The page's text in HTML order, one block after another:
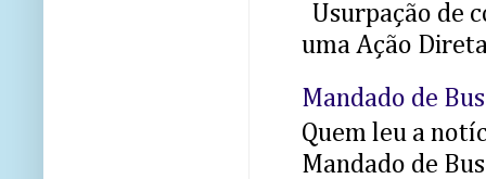
Usurpação de
uma Ação
Mandado de
Quem leu a
Mandado de